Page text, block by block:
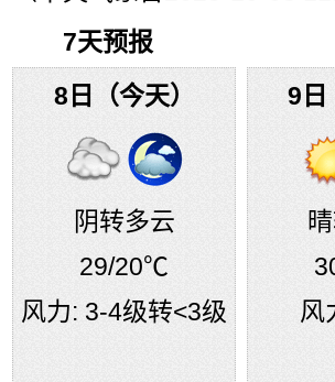
7天预报
8日（今天）
阴转多云
29/20℃
风力: 3-4级转<3级
9日
风